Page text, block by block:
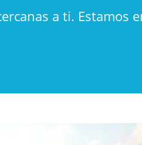
a ti. Estamos